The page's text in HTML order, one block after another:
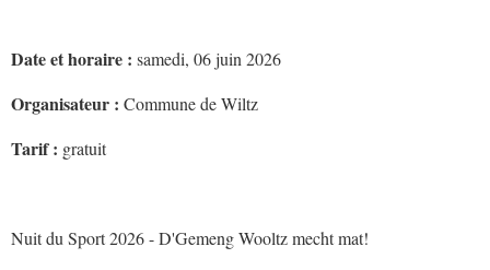
Date et horaire : samedi, 06 juin 2026
Organisateur : Commune de Wiltz
Tarif : gratuit
Nuit du Sport 2026 - D'Gemeng Wooltz mecht mat!